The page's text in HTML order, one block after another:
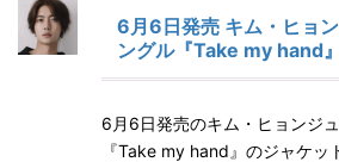
6月6日発売 キム・ヒョ
ングル『Take my hand
6月6日発売のキム・ヒョンジ
『Take my hand』のジャケッ